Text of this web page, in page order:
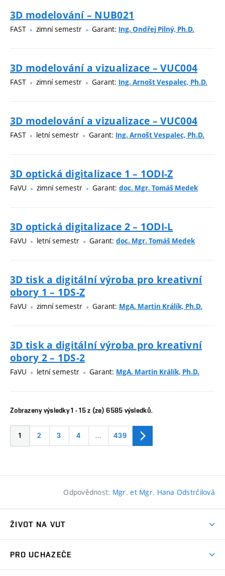
3D modelování – NUB021
FAST zimní semestr Garant: Ing. Ondřej Pilný, Ph.D.
3D modelování a vizualizace – VUC004
FAST zimní semestr Garant: Ing. Arnošt Vespalec, Ph.D.
3D modelování a vizualizace – VUC004
FAST letní semestr Garant: Ing. Arnošt Vespalec, Ph.D.
3D optická digitalizace 1 – 1ODI-Z
FaVU zimní semestr Garant: doc. Mgr. Tomáš Medek
3D optická digitalizace 2 – 1ODI-L
FaVU letní semestr Garant: doc. Mgr. Tomáš Medek
3D tisk a digitální výroba pro kreativní
obory 1 – 1DS-Z
FaVU zimní semestr Garant: MgA. Martin Králík, Ph.D.
3D tisk a digitální výroba pro kreativní
obory 2 – 1DS-2
FaVU letní semestr Garant: MgA. Martin Králík, Ph.D.
Zobrazeny výsledky 1 - 15 z (ze) 6585 výsledků.
1 2 3 4 … 439
Odpovědnost: Mgr. et Mgr. Hana Odstrčilová
ŽIVOT NA VUT
PRO UCHAZEČE